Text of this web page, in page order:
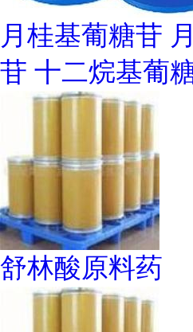
月桂基葡糖苷
苷 十二烷基葡
舒林酸原料药